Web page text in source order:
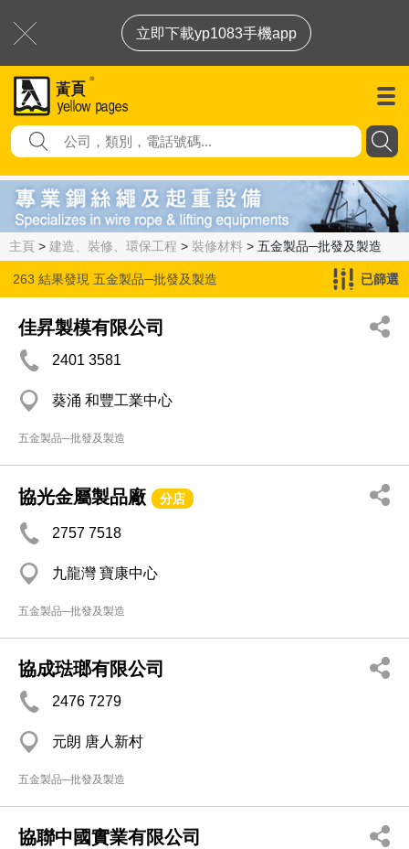
立即下載yp1083手機app
主頁 > 建造、裝修、環保工程 > 裝修材料 > 五金製品─批發及製造
263 結果發現 五金製品─批發及製造 已篩選
佳昇製模有限公司
2401 3581
葵涌 和豐工業中心
五金製品─批發及製造
協光金屬製品廠 分店
2757 7518
九龍灣 寶康中心
五金製品─批發及製造
協成琺瑯有限公司
2476 7279
元朗 唐人新村
五金製品─批發及製造
協聯中國實業有限公司